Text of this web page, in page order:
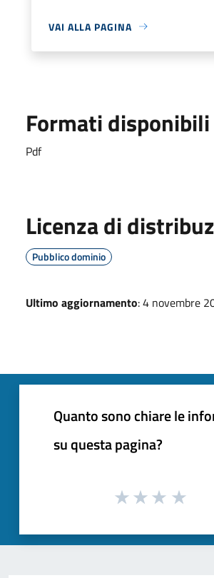
VAI ALLA PAGINA
Formati disponibili
Pdf
Licenza di
Pubblico dominio
Ultimo aggiornamento: 4 novembre
Quanto sono chiare le
su questa pagina?